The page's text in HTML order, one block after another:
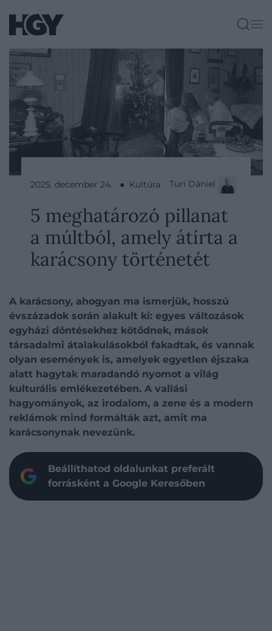
2025. december 24. ● Kultúra Turi Dániel
5 meghatározó pillanat
a múltból, amely átírta a
karácsony történetét
A karácsony, ahogyan ma ismerjük, hosszú
évszázadok során alakult ki: egyes változások
egyházi döntésekhez kötődnek, mások
társadalmi átalakulásokból fakadtak, és vannak
olyan események is, amelyek egyetlen éjszaka
alatt hagytak maradandó nyomot a világ
kulturális emlékezetében. A vallási
hagyományok, az irodalom, a zene és a modern
reklámok mind formálták azt, amit ma
karácsonynak nevezünk.
Beállíthatod oldalunkat preferált
forrásként a Google Keresőben